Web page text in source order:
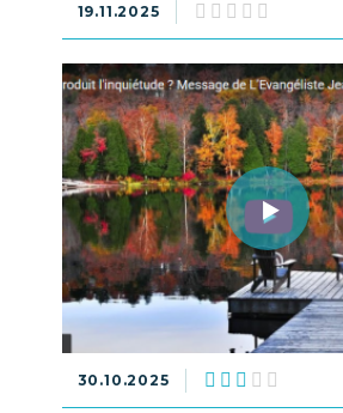
19.11.2025
30.10.2025